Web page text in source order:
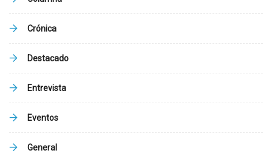
Crónica
Destacado
Entrevista
Eventos
General